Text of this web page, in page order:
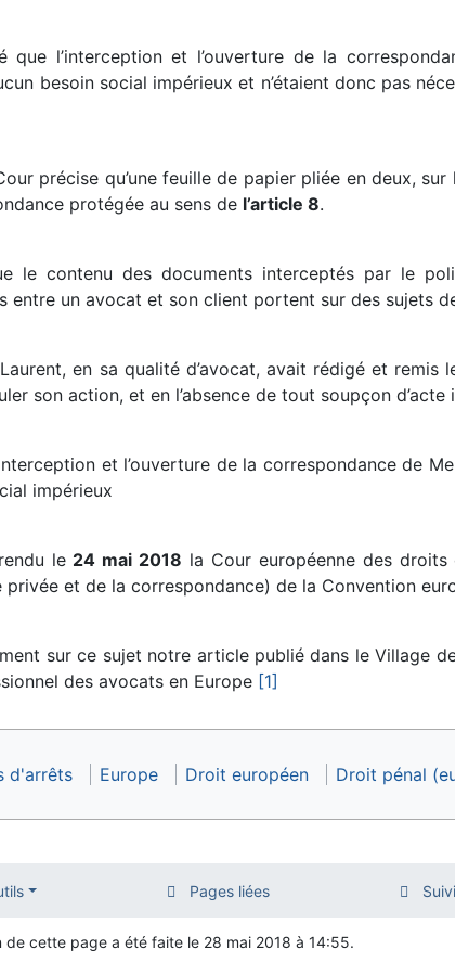
que l’interception et l’ouverture de la
besoin social impérieux et n’étaient donc pas
précise qu’une feuille de papier pliée en deux,
protégée au sens de l’article 8.
le contenu des documents interceptés par le
entre un avocat et son client portent sur des sujets
Laurent, en sa qualité d’avocat, avait rédigé et
son action, et en l’absence de tout soupçon
et l’ouverture de la correspondance de
impérieux
le 24 mai 2018 la Cour européenne des
et de la correspondance) de la Convention
sur ce sujet notre article publié dans le Village
des avocats en Europe [1]
d'arrêts
Europe Droit européen Droit pénal
Pages liées
de cette page a été faite le 28 mai 2018 à 14:55.